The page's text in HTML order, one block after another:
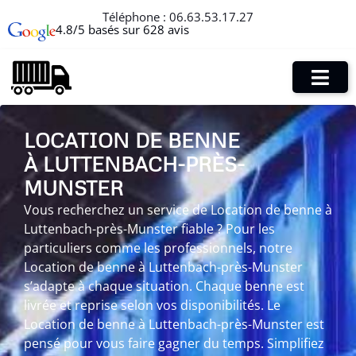
Téléphone : 06.63.53.17.27
4.8/5 basés sur 628 avis
LOCATION DE BENNE
À LUTTENBACH-PRÈS-
MUNSTER
Vous recherchez un service de Location de benne à
Luttenbach-près-Munster fiable ? Pour les
particuliers comme les professionnels, notre
Location de benne à Luttenbach-près-Munster
s’adapte à chaque situation. Chaque benne est
livrée et reprise selon vos disponibilités. Le
Location de benne à Luttenbach-près-Munster est
pensé pour vous faire gagner du temps. Simplifiez